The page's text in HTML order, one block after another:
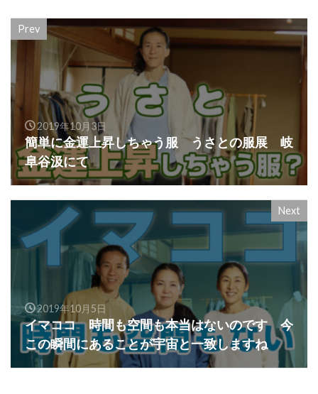
Prev
2019年10月3日
簡単に金運上昇しちゃう服 うさとの服展 岐
阜谷汲にて
Next
2019年10月5日
イマココ 時間も空間も本当はないのです 今
この瞬間にあることが宇宙と一致しますね